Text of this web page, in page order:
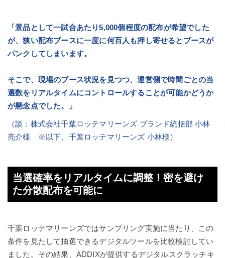
「景品として一試合あたり5,000個程度の配布が希望でした
が、狭い配布ブースに一度に何百人も押し寄せるとブースが
パンクしてしまいます。
そこで、現場のブース状況を見つつ、運営側で時間ごとの当
選数をリアルタイムにコントロールすることが可能かどうか
が懸念点でした。」
（談：株式会社千葉ロッテマリーンズ ブランド統括部 小林
亮介様 ※以下、千葉ロッテマリーンズ 小林様）
当選確率をリアルタイムに調整！密を避け
た分散配布を可能に
千葉ロッテマリーンズではサンプリング実施に当たり、この
条件を見たして抽選できるデジタルツールを比較検討してい
ました。その結果、ADDIXが提供するデジタルスクラッチキ